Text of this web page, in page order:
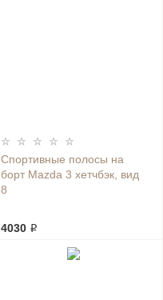
Спортивные полосы на
борт Mazda 3 хетчбэк, вид
8
4030 ₽